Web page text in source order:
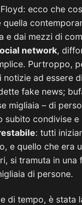
ecco che
quella
e dai mezzi di
network,
Purtroppo,
notizie ad essere
fake news;
migliaia – di
subito condivise e
: tutti
e quello che era
si tramuta in una
di persone.
di tempo, è stata